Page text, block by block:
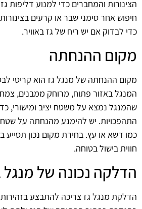
הצינורות והמחברים כדי למנוע דליפות
חיפוש אחר סימני שבר או קרעים
כדי לבדוק אם יש ריח של גז באוויר.
מקום ההנחתה
מקום ההנחתה של מנגל גז הוא קריטי
המנגל באזור פתוח, מרוחק ממבנים,
שהמנגל נמצא על משטח יציב ומישורי,
התהפכויות. יש להימנע מהנחתה על
כמו דשא או עץ. בחירת מקום נכון תסייע
חווית בישול בטוחה.
הדלקה נכונה של מנגל
הדלקת מנגל גז צריכה להתבצע